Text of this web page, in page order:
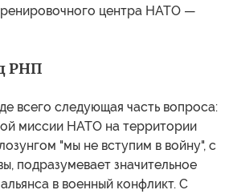
центра НАТО —
РНП
всего следующая часть вопроса:
миссии НАТО на территории
"мы не вступим в войну", с
подразумевает значительное
в военный конфликт. С